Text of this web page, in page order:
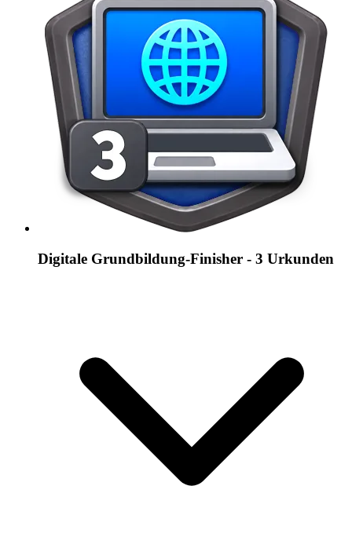
Digitale Grundbildung-Finisher - 3 Urkunden